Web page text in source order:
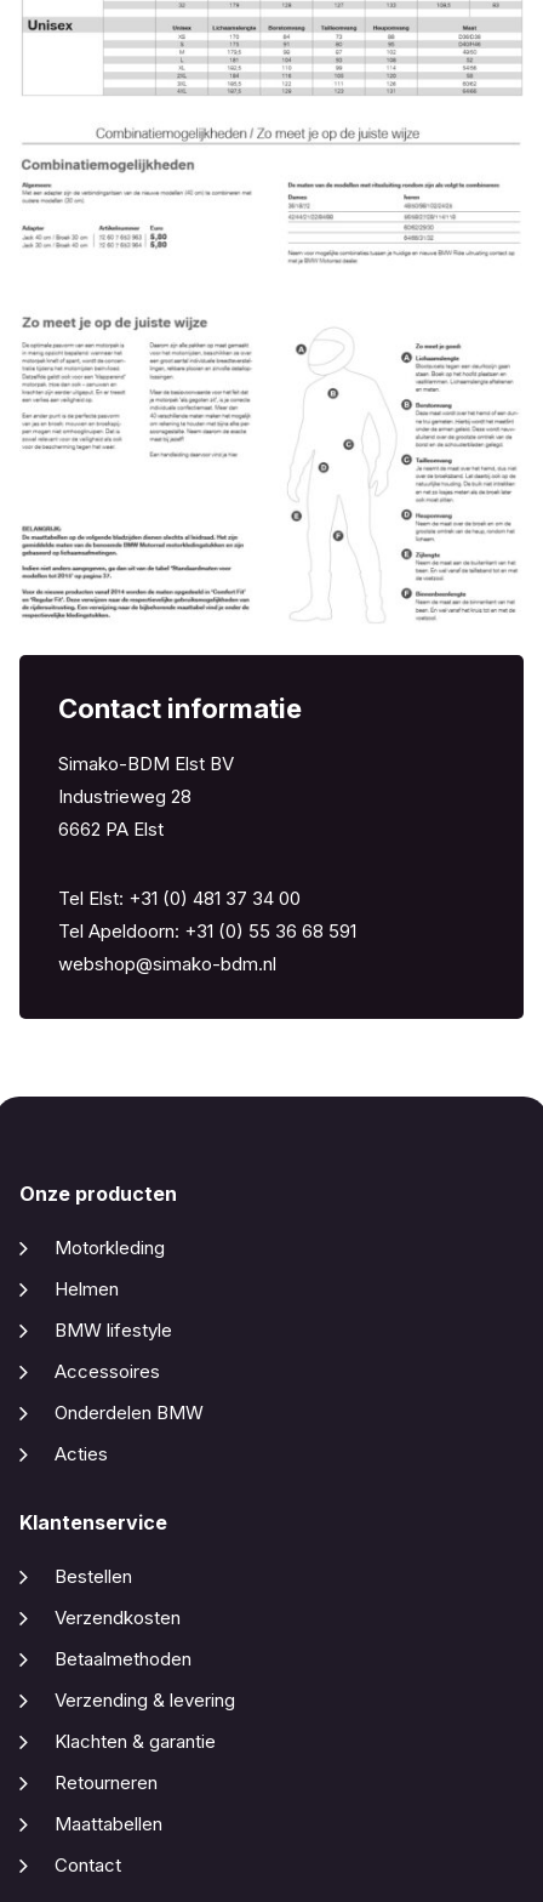
Contact informatie
Simako-BDM Elst BV
Industrieweg 28
6662 PA Elst
Tel Elst: +31 (0) 481 37 34 00
Tel Apeldoorn: +31 (0) 55 36 68 591
webshop@simako-bdm.nl
Onze producten
Motorkleding
Helmen
BMW lifestyle
Accessoires
Onderdelen BMW
Acties
Klantenservice
Bestellen
Verzendkosten
Betaalmethoden
Verzending & levering
Klachten & garantie
Retourneren
Maattabellen
Contact